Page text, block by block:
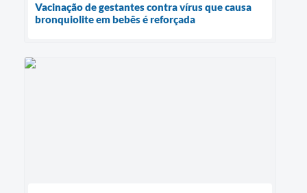
Vacinação de gestantes contra vírus que causa
bronquiolite em bebês é reforçada